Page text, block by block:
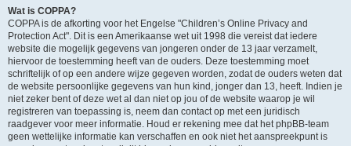
Wat is COPPA?
COPPA is de afkorting voor het Engelse "Children’s Online Privacy and
Protection Act". Dit is een Amerikaanse wet uit 1998 die vereist dat iedere
website die mogelijk gegevens van jongeren onder de 13 jaar verzamelt,
hiervoor de toestemming heeft van de ouders. Deze toestemming moet
schriftelijk of op een andere wijze gegeven worden, zodat de ouders weten dat
de website persoonlijke gegevens van hun kind, jonger dan 13, heeft. Indien je
niet zeker bent of deze wet al dan niet op jou of de website waarop je wil
registreren van toepassing is, neem dan contact op met een juridisch
raadgever voor meer informatie. Houd er rekening mee dat het phpBB-team
geen wettelijke informatie kan verschaffen en ook niet het aanspreekpunt is